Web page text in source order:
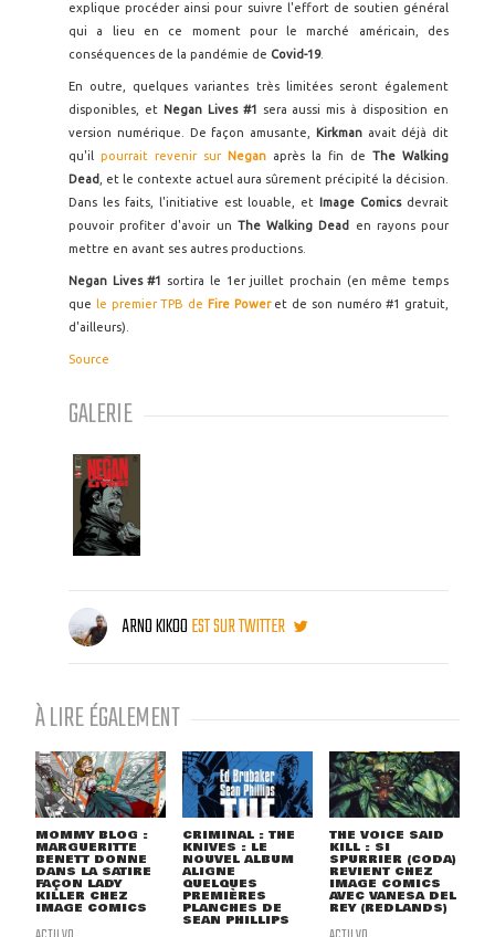
explique procéder ainsi pour suivre l'effort de soutien général
qui a lieu en ce moment pour le marché américain, des
conséquences de la pandémie de Covid-19.
En outre, quelques variantes très limitées seront également
disponibles, et Negan Lives #1 sera aussi mis à disposition en
version numérique. De façon amusante,
Kirkman avait déjà dit
qu'il pourrait revenir sur Negan après la fin de The Walking
Dead
, et le contexte actuel aura sûrement précipité la décision.
Dans les faits, l'initiative est louable, et Image Comics devrait
pouvoir profiter d'avoir un The Walking Dead
en rayons pour
mettre en avant ses autres productions.
Negan Lives #1 sortira le 1er juillet prochain (en même temps
que le premier TPB de Fire Power et de son numéro #1 gratuit,
d'ailleurs).
Source
GALERIE
ARNO KIKOOEST SUR TWITTER
À LIRE ÉGALEMENT
MOMMY BLOG :
MARGUERITTE
BENETT DONNE
DANS LA SATIRE
FAÇON LADY
KILLER CHEZ
IMAGE COMICS
CRIMINAL : THE
KNIVES : LE
NOUVEL ALBUM
ALIGNE
QUELQUES
PREMIÈRES
PLANCHES DE
SEAN PHILLIPS
THE VOICE SAID
KILL : SI
SPURRIER (CODA)
REVIENT CHEZ
IMAGE COMICS
AVEC VANESA DEL
REY (REDLANDS)